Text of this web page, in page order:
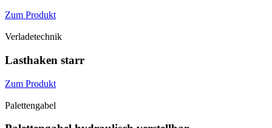
Zum Produkt
Verladetechnik
Lasthaken starr
Zum Produkt
Palettengabel